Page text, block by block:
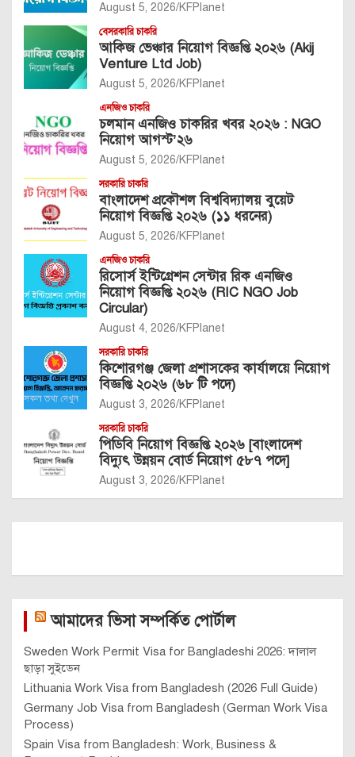
August 5, 2026 KFPlanet
বেসরকারি চাকরি
আকিজ ভেঞ্চার নিয়োগ বিজ্ঞপ্তি ২০২৬ (Akij
Venture Ltd Job)
August 5, 2026 KFPlanet
এনজিও চাকরি
চলমান এনজিও চাকরির খবর ২০২৬ : NGO
নিয়োগ আগস্ট’২৬
August 5, 2026 KFPlanet
সরকারি চাকরি
বাংলাদেশ প্রকৌশল বিশ্ববিদ্যালয় বুয়েট
নিয়োগ বিজ্ঞপ্তি ২০২৬ (১১ ধরনের)
August 5, 2026 KFPlanet
এনজিও চাকরি
রিসোর্স ইন্টিগ্রেশন সেন্টার রিক এনজিও
নিয়োগ বিজ্ঞপ্তি ২০২৬ (RIC NGO Job
Circular)
August 4, 2026 KFPlanet
সরকারি চাকরি
কিশোরগঞ্জ জেলা প্রশাসকের কার্যালয়ে নিয়োগ
বিজ্ঞপ্তি ২০২৬ (৬৮ টি পদে)
August 3, 2026 KFPlanet
সরকারি চাকরি
পিডিবি নিয়োগ বিজ্ঞপ্তি ২০২৬ [বাংলাদেশ
বিদ্যুৎ উন্নয়ন বোর্ড নিয়োগ ৫৮৭ পদে]
August 3, 2026 KFPlanet
আমাদের ভিসা সম্পর্কিত পোর্টাল
Sweden Work Permit Visa for Bangladeshi 2026: দালাল
ছাড়া সুইডেন
Lithuania Work Visa from Bangladesh (2026 Full Guide)
Germany Job Visa from Bangladesh (German Work Visa
Process)
Spain Visa from Bangladesh: Work, Business &